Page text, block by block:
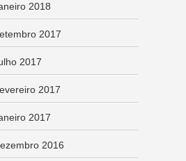
2018
2017
2017
2017
2017
2016